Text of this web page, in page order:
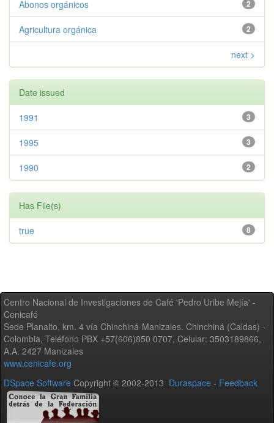
2
Abonos orgánicos
2
Agricultura orgánica
next >
Date issued
3
1991
3
1995
2
1990
Has File(s)
8
true
Centro Nacional de Investigaciones de Café 'Pedro Uribe Mejía' -
Cenicafé
Sede Planalto, km. 4 vía Chinchiná-Manizales. Chinchiná (Caldas) -
Colombia, Teléfono PBX +57(606)850 0707, Celular: 3503189866,
A.A. 2427 Manizales
www.cenicafe.org
DSpace Software Copyright © 2002-2013 Duraspace - Feedback